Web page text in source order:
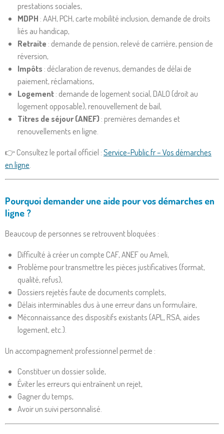
prestations sociales,
MDPH : AAH, PCH, carte mobilité inclusion, demande de droits
liés au handicap,
Retraite : demande de pension, relevé de carrière, pension de
réversion,
Impôts : déclaration de revenus, demandes de délai de
paiement, réclamations,
Logement: demande de logement social, DALO (droit au
logement opposable), renouvellement de bail,
Titres de séjour (ANEF) : premières demandes et
renouvellements en ligne.
👉 Consultez le portail officiel :Service-Public.fr – Vos démarches
en ligne
Pourquoi demander une aide pour vos démarches en
ligne ?
Beaucoup de personnes se retrouvent bloquées :
Difficulté à créer un compte CAF, ANEF ou Ameli,
Problème pour transmettre les pièces justificatives (format,
qualité, refus),
Dossiers rejetés faute de documents complets,
Délais interminables dus à une erreur dans un formulaire,
Méconnaissance des dispositifs existants (APL, RSA, aides
logement, etc.).
Un accompagnement professionnel permet de :
Constituer un dossier solide,
Éviter les erreurs qui entraînent un rejet,
Gagner du temps,
Avoir un suivi personnalisé.